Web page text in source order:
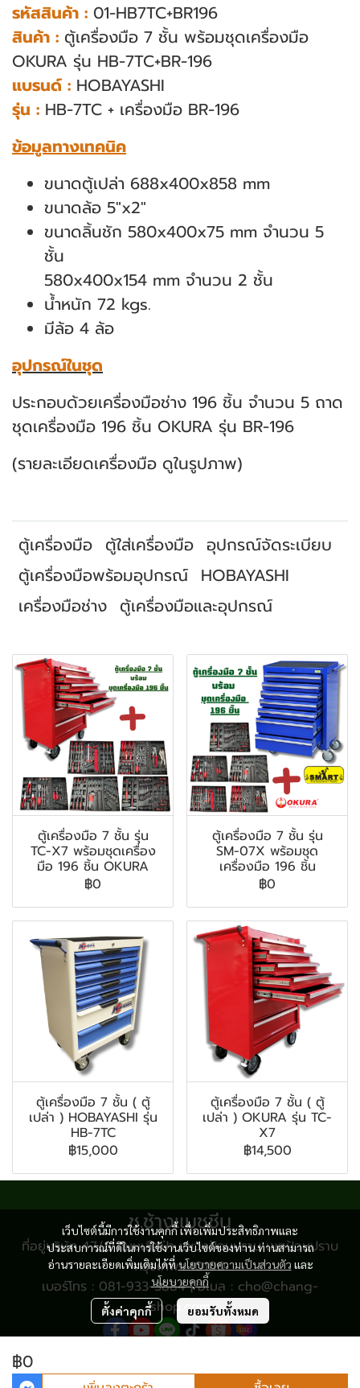
รหัสสินค้า : 01-HB7TC+BR196
สินค้า : ตู้เครื่องมือ 7 ชั้น พร้อมชุดเครื่องมือ
OKURA รุ่น HB-7TC+BR-196
แบรนด์ : HOBAYASHI
รุ่น : HB-7TC + เครื่องมือ BR-196
ข้อมูลทางเทคนิค
ขนาดตู้เปล่า 688x400x858 mm
ขนาดล้อ 5"x2"
ขนาดลิ้นชัก 580x400x75 mm จำนวน 5
ชั้น
580x400x154 mm จำนวน 2 ชั้น
น้ำหนัก 72 kgs.
มีล้อ 4 ล้อ
อุปกรณ์ในชุด
ประกอบด้วยเครื่องมือช่าง 196 ชิ้น จำนวน 5 ถาด
ชุดเครื่องมือ 196 ชิ้น OKURA รุ่น BR-196
(รายละเอียดเครื่องมือ ดูในรูปภาพ)
ตู้เครื่องมือ ตู้ใส่เครื่องมือ อุปกรณ์จัดระเบียบ
ตู้เครื่องมือพร้อมอุปกรณ์ HOBAYASHI
เครื่องมือช่าง ตู้เครื่องมือและอุปกรณ์
ตู้เครื่องมือ 7 ชั้น รุ่น
TC-X7 พร้อมชุดเครื่อง
มือ 196 ชิ้น OKURA
฿0
ตู้เครื่องมือ 7 ชั้น รุ่น
SM-07X พร้อมชุด
เครื่องมือ 196 ชิ้น
฿0
ตู้เครื่องมือ 7 ชั้น ( ตู้
เปล่า ) HOBAYASHI รุ่น
HB-7TC
฿15,000
ตู้เครื่องมือ 7 ชั้น ( ตู้
เปล่า ) OKURA รุ่น TC-
X7
฿14,500
฿0
เว็บไซต์นี้มีการใช้งานคุกกี้ เพื่อเพิ่มประสิทธิภาพและ
ประสบการณ์ที่ดีในการใช้งานเว็บไซต์ของท่าน ท่านสามารถ
อ่านรายละเอียดเพิ่มเติมได้ที่นโยบายความเป็นส่วนตัว และ
นโยบายคุกกี้
ตั้งค่าคุกกี้ ยอมรับทั้งหมด
ช.ช้างแมชชีน
ที่อยู่บริษัท 47/8 ถนนเสือป่า แขวงป้อมปราบ เขตป้อมปราบ
กรุงเทพฯ 10100
เบอร์โทร : 081-933-3884 | อีเมล : cho@chang-
shop.com
© Copyright 2024 All Rights Reserved.